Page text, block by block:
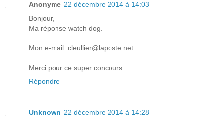
Anonyme 22 décembre 2014 à 14:03
Bonjour,
Ma réponse watch dog.
Mon e-mail: cleullier@laposte.net.
Merci pour ce super concours.
Répondre
Unknown 22 décembre 2014 à 14:28